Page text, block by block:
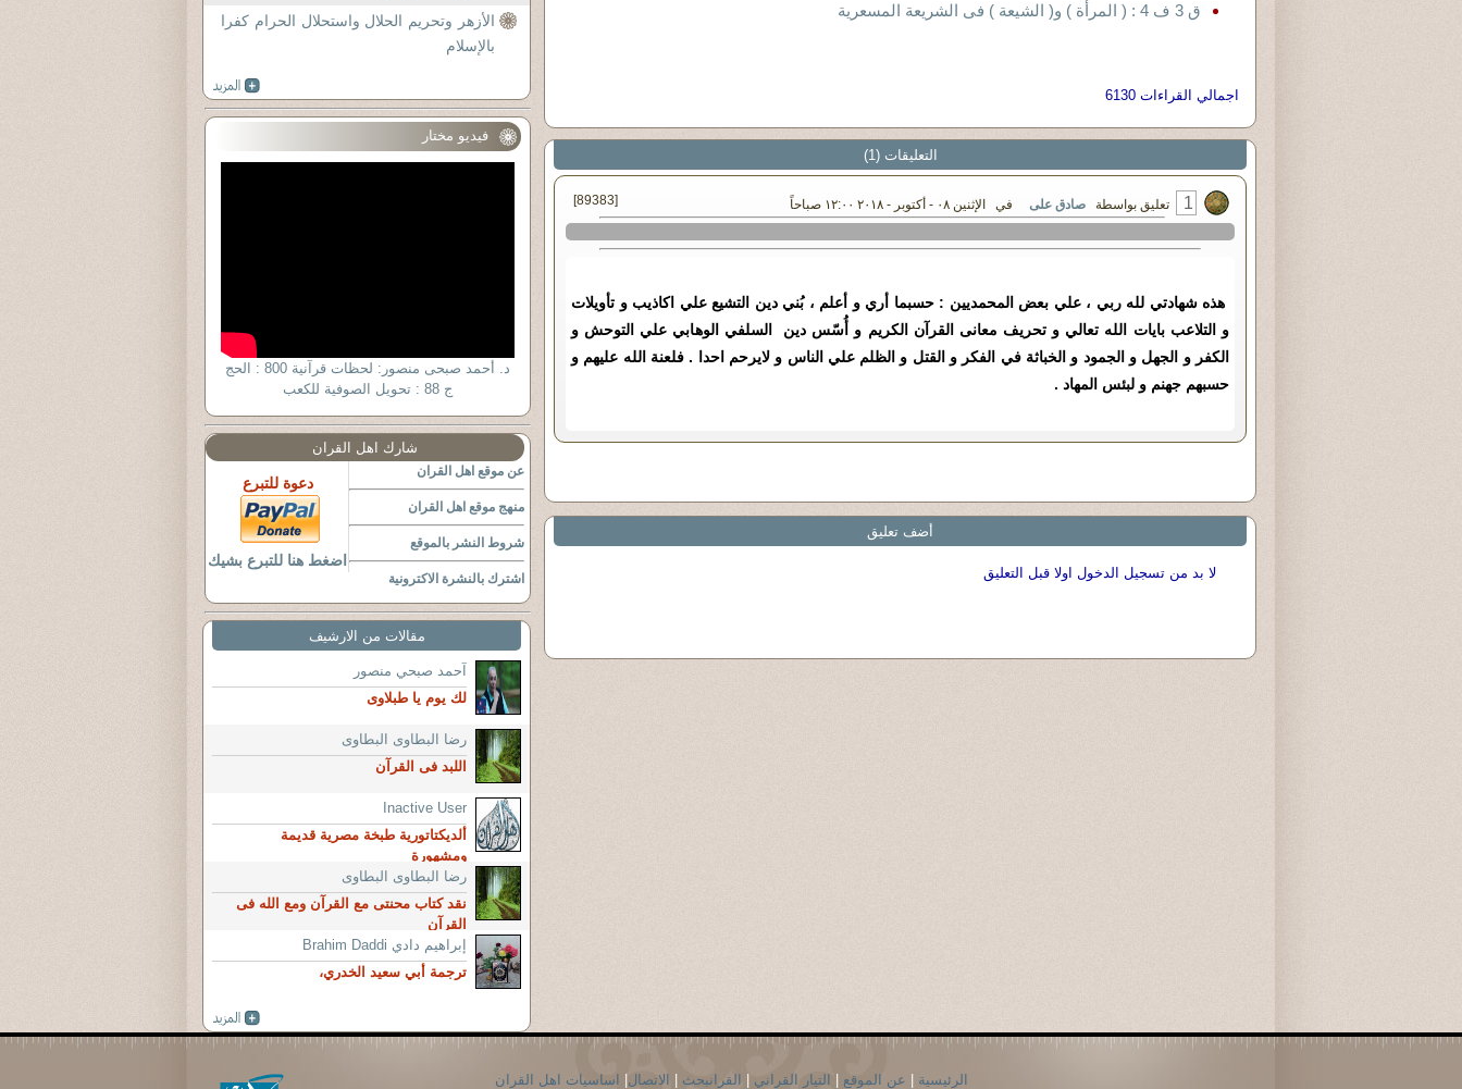
ق 3 ف 4 : ( المرأة ) و( الشيعة ) فى الشريعة المسعرية
اجمالي القراءات 6130
التعليقات (1)
1 تعليق بواسطة صادق على في الإثنين ٠٨ - أكتوبر - ٢٠١٨ ١٢:٠٠ صباحاً [89383]
هذه شهادتي لله ربي ، علي بعض المحمديين : حسبما أري و أعلم ، بُني دين التشيع علي اکاذيب و تأويلات
و التلاعب بايات الله تعالي و تحريف معانى القرآن الکريم و أُسّس دين السلفي الوهابي علي التوحش و
الکفر و الجهل و الجمود و الخباثة في الفکر و القتل و الظلم علي الناس و لايرحم احدا . فلعنة الله عليهم و
حسبهم جهنم و لبئس المهاد .
أضف تعليق
لا بد من تسجيل الدخول اولا قبل التعليق
الأزهر وتحريم الحلال واستحلال الحرام كفرا
بالإسلام
فيديو مختار
د. أحمد صبحى منصور: لحظات قرآنية 800 : الحج
ج 88 : تحويل الصوفية للكعب
شارك اهل القران
عن موقع اهل القران
منهج موقع اهل القران
شروط النشر بالموقع
اشترك بالنشرة الاكترونية
دعوة للتبرع
اضغط هنا للتبرع بشيك
مقالات من الارشيف
آحمد صبحي منصور
لك يوم يا طبلاوى
رضا البطاوى البطاوى
اللبد فى القرآن
Inactive User
ألديكتاتورية طبخة مصرية قديمة
ومشهورة
رضا البطاوى البطاوى
نقد كتاب محنتى مع القرآن ومع الله فى
القرآن
إبراهيم دادي Brahim Daddi
ترجمة أبي سعيد الخدري،
الرئيسية عن الموقع التيار القراني القرانبحث الاتصال اساسيات اهل القران